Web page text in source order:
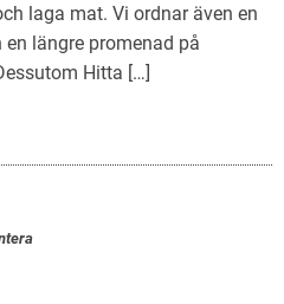
laga mat. Vi ordnar även en
längre promenad på
Hitta […]